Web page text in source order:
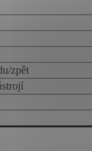
zpět